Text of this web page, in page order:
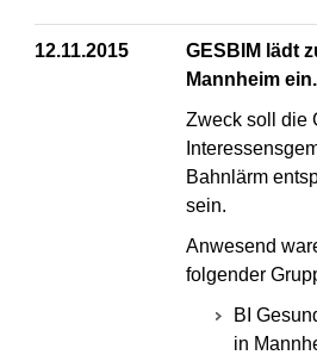
12.11.2015
GESBIM lädt
Mannheim ein.
Zweck soll die
Bahnlärm
sein.
Anwesend
folgender
BI
in